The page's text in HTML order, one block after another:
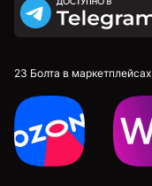
23 Болта в маркетплейсах